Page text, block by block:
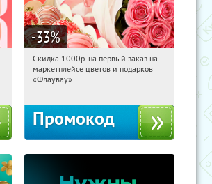
-33%
11:06:05 Получили:
Россия
Скидка 1000р. на первый заказ на
маркетплейсе цветов и подарков
«Флаувау»
Промокод